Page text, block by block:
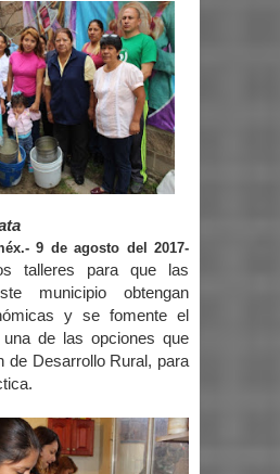
9 de agosto del 2017-
talleres para que las
municipio obtengan
y se fomente el
de las opciones que
de Desarrollo Rural, para